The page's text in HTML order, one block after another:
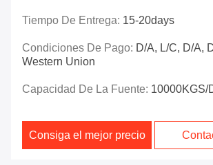
Tiempo De Entrega: 15-20days
Condiciones De Pago: D/A, L/C, D/A,
Western Union
Capacidad De La Fuente: 10000KGS/
Consiga el mejor precio